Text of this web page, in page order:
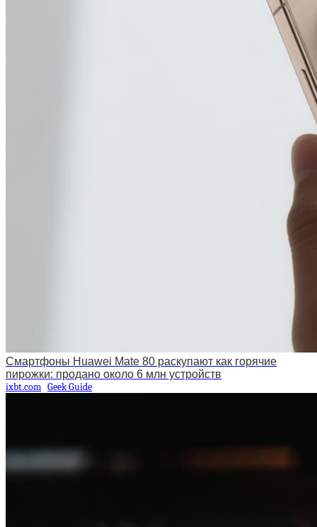
Смартфоны Huawei Mate 80 раскупают как горячие
пирожки: продано около 6 млн устройств
ixbt.com Geek Guide